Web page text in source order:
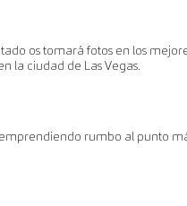
os tomará fotos en los
la ciudad de Las Vegas.
rumbo al punto